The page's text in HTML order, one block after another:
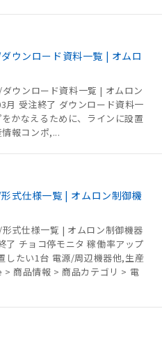
ウンロード資料一覧 | オムロ
ウンロード資料一覧 | オムロン
月 受注終了 ダウンロード資料一
かなえるために、ラインに設置
報コンポ,...
式仕様一覧 | オムロン制御機
式仕様一覧 | オムロン制御機器
了 チョコ停モニタ 稼働率アップ
したい1台 電源/周辺機器他,生産
> 商品情報 > 商品カテゴリ > 電